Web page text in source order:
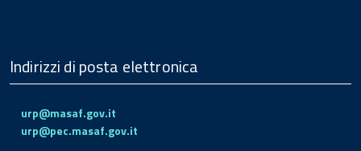
Indirizzi di posta elettronica
urp@masaf.gov.it
urp@pec.masaf.gov.it